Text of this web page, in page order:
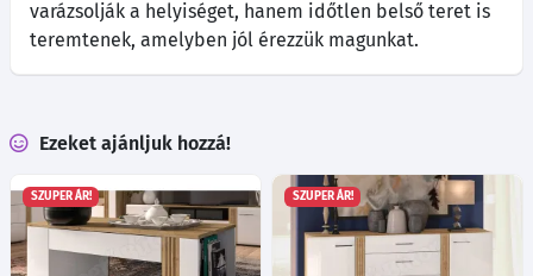
varázsolják a helyiséget, hanem időtlen belső teret is
teremtenek, amelyben jól érezzük magunkat.
Ezeket ajánljuk hozzá!
SZUPER ÁR! SZUPER ÁR!